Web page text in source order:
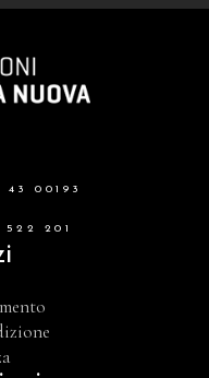
43 00193
201